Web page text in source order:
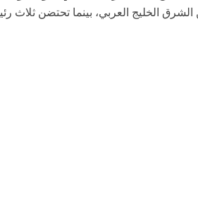
الخليج العربي، بينما تحتضن ثلاث